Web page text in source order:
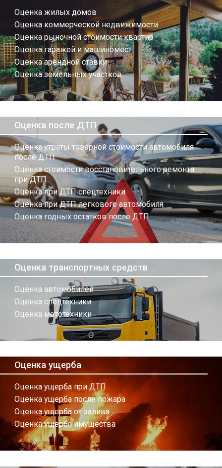
Оценка жилых домов
Оценка коммерческой недвижимости
Оценка рыночной стоимости квартир
Оценка гаражей и машиномест
Оценка арендной ставки
Оценка земельных участков
Оценка после ДТП
Оценка утраты товарной стоимости автомобиля
после ДТП
Оценка стоимости восстановительного ремонта
при ДТП
Оценка при ДТП спецтехники
Оценка при ДТП легкового автомобиля
Оценка годных остатков после ДТП
Оценка транспортных средств
Оценка автомобилей
Оценка спецтехники
Оценка мототехники
Оценка ущерба
Оценка ущерба при ДТП
Оценка ущерба после пожара
Оценка ущерба от залива
Оценка ущерба имущества